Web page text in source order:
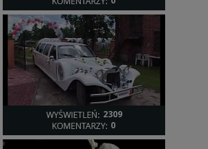
się podobać także po latach nie tylko ze
walory artystyczne.
roku także w Warszawie i okolicach.
internetową.
2309
0